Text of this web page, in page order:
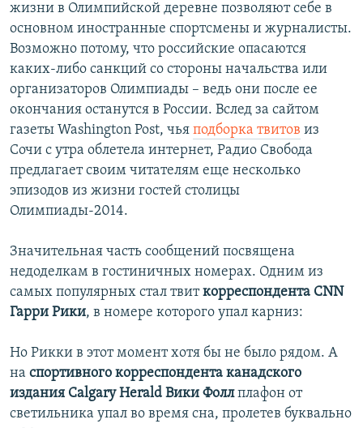
жизни в Олимпийской деревне позволяют себе в
основном иностранные спортсмены и журналисты.
Возможно потому, что российские опасаются
каких-либо санкций со стороны начальства или
организаторов Олимпиады – ведь они после ее
окончания останутся в России. Вслед за сайтом
газеты Washington Post, чья подборка твитов из
Сочи с утра облетела интернет, Радио Свобода
предлагает своим читателям еще несколько
эпизодов из жизни гостей столицы
Олимпиады-2014.
Значительная часть сообщений посвящена
недоделкам в гостиничных номерах. Одним из
самых популярных стал твиткорреспондента CNN
Гарри Рики, в номере которого упал карниз:
Но Рикки в этот момент хотя бы не было рядом. А
на спортивного корреспондента канадского
издания Calgary Herald Вики Фоллплафон от
светильника упал во время сна, пролетев буквально